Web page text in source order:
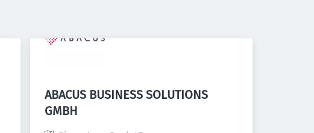
ABACUS BUSINESS SOLUTIONS
GMBH